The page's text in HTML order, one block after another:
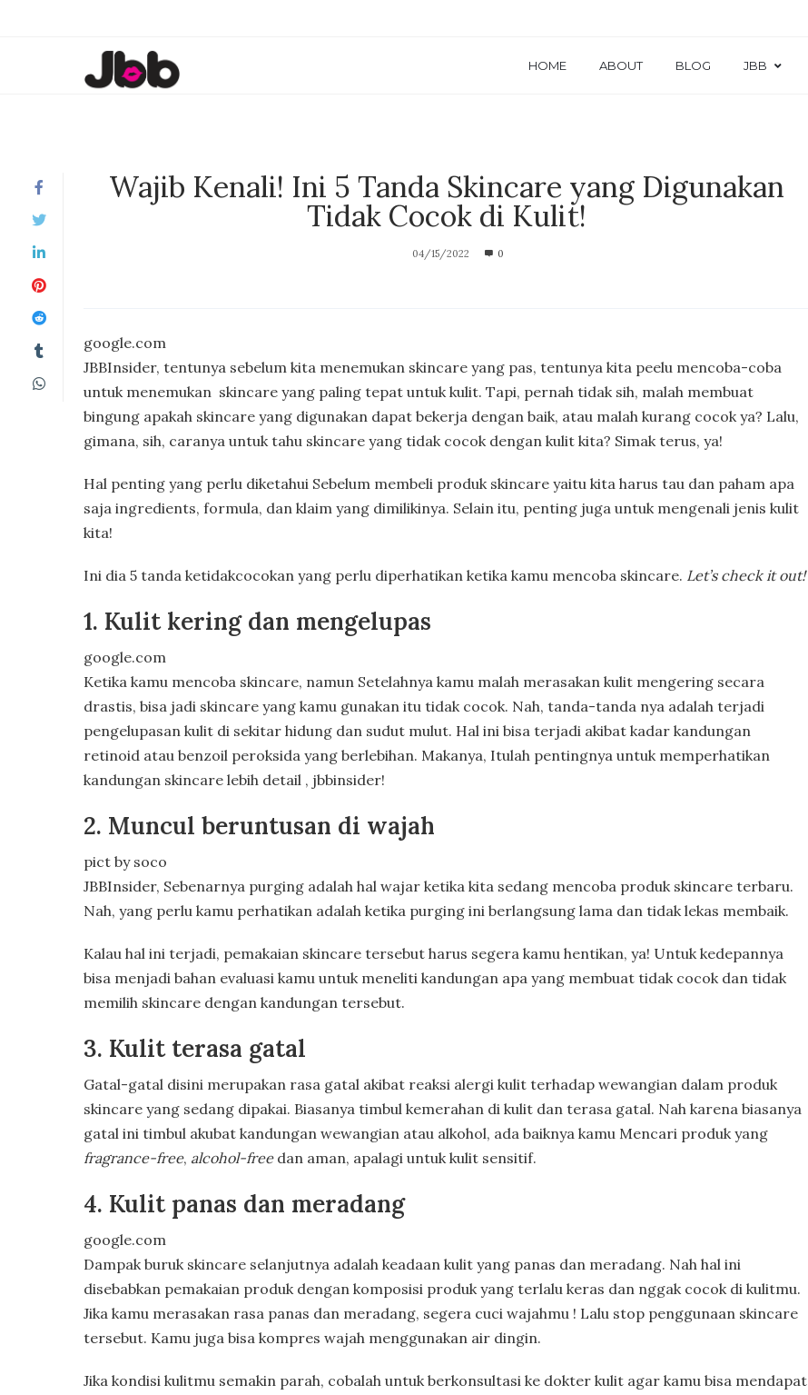
HOME ABOUT BLOG JBB
Wajib Kenali! Ini 5 Tanda Skincare yang Digunakan
Tidak Cocok di Kulit!
04/15/2022 0
google.com
JBBInsider, tentunya sebelum kita menemukan skincare yang pas, tentunya kita peelu mencoba-coba
untuk menemukan skincare yang paling tepat untuk kulit. Tapi, pernah tidak sih, malah membuat
bingung apakah skincare yang digunakan dapat bekerja dengan baik, atau malah kurang cocok ya? Lalu,
gimana, sih, caranya untuk tahu skincare yang tidak cocok dengan kulit kita? Simak terus, ya!
Hal penting yang perlu diketahui Sebelum membeli produk skincare yaitu kita harus tau dan paham apa
saja ingredients, formula, dan klaim yang dimilikinya. Selain itu, penting juga untuk mengenali jenis kulit
kita!
Ini dia 5 tanda ketidakcocokan yang perlu diperhatikan ketika kamu mencoba skincare. Let’s check it out!
1. Kulit kering dan mengelupas
google.com
Ketika kamu mencoba skincare, namun Setelahnya kamu malah merasakan kulit mengering secara
drastis, bisa jadi skincare yang kamu gunakan itu tidak cocok. Nah, tanda-tanda nya adalah terjadi
pengelupasan kulit di sekitar hidung dan sudut mulut. Hal ini bisa terjadi akibat kadar kandungan
retinoid atau benzoil peroksida yang berlebihan. Makanya, Itulah pentingnya untuk memperhatikan
kandungan skincare lebih detail , jbbinsider!
2. Muncul beruntusan di wajah
pict by soco
JBBInsider, Sebenarnya purging adalah hal wajar ketika kita sedang mencoba produk skincare terbaru.
Nah, yang perlu kamu perhatikan adalah ketika purging ini berlangsung lama dan tidak lekas membaik.
Kalau hal ini terjadi, pemakaian skincare tersebut harus segera kamu hentikan, ya! Untuk kedepannya
bisa menjadi bahan evaluasi kamu untuk meneliti kandungan apa yang membuat tidak cocok dan tidak
memilih skincare dengan kandungan tersebut.
3. Kulit terasa gatal
Gatal-gatal disini merupakan rasa gatal akibat reaksi alergi kulit terhadap wewangian dalam produk
skincare yang sedang dipakai. Biasanya timbul kemerahan di kulit dan terasa gatal. Nah karena biasanya
gatal ini timbul akubat kandungan wewangian atau alkohol, ada baiknya kamu Mencari produk yang
fragrance-free, alcohol-freedan aman, apalagi untuk kulit sensitif.
4. Kulit panas dan meradang
google.com
Dampak buruk skincare selanjutnya adalah keadaan kulit yang panas dan meradang. Nah hal ini
disebabkan pemakaian produk dengan komposisi produk yang terlalu keras dan nggak cocok di kulitmu.
Jika kamu merasakan rasa panas dan meradang, segera cuci wajahmu ! Lalu stop penggunaan skincare
tersebut. Kamu juga bisa kompres wajah menggunakan air dingin.
Jika kondisi kulitmu semakin parah, cobalah untuk berkonsultasi ke dokter kulit agar kamu bisa mendapat